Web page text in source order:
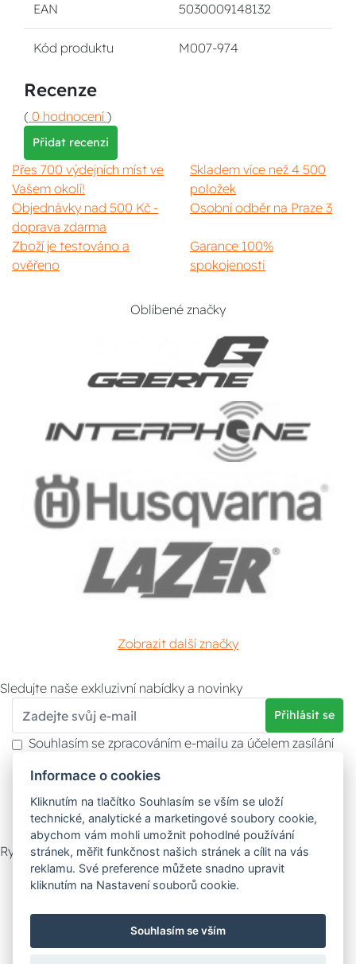
EAN 5030009148132
Kód produktu M007-974
Recenze
( 0 hodnocení )
Přidat recenzi
Přes 700 výdejních míst ve
Vašem okolí!
Skladem více než 4 500
položek
Objednávky nad 500 Kč -
doprava zdarma
Osobní odběr na Praze 3
Zboží je testováno a
ověřeno
Garance 100%
spokojenosti
Oblíbené značky
Zobrazit další značky
Sledujte naše exkluzivní nabídky a novinky
Přihlásit se
Souhlasím se zpracováním e-mailu za účelem zasílání
Více informací naleznete v
údajů . Souhlas můžete kdykoliv odvolat.
Rychlý kontakt
Zákaznický servis Vyzvednutí zboží
Informace o cookies
Kliknutím na tlačítko Souhlasím se vším se uloží
technické, analytické a marketingové soubory cookie,
abychom vám mohli umožnit pohodlné používání
stránek, měřit funkčnost našich stránek a cílit na vás
reklamu. Své preference můžete snadno upravit
kliknutím na Nastavení souborů cookie.
Souhlasím se vším